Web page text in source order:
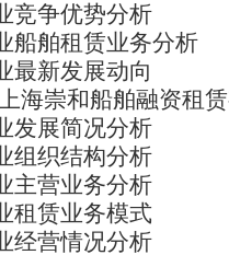
竞争优势分析
船舶租赁业务分析
最新发展动向
海崇和船舶融资租
发展简况分析
组织结构分析
主营业务分析
租赁业务模式
经营情况分析